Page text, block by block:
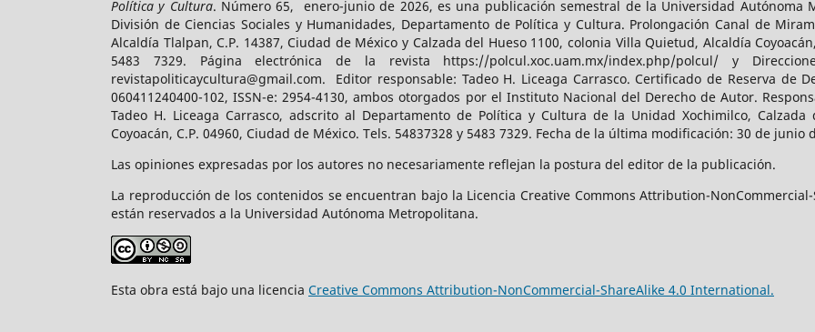
Política y Cultura. Número 65, enero-junio de 2026, es una publicación semestral de la Universidad Autónoma
División de Ciencias Sociales y Humanidades, Departamento de Política y Cultura. Prolongación Canal de
Alcaldía Tlalpan, C.P. 14387, Ciudad de México y Calzada del Hueso 1100, colonia Villa Quietud, Alcaldía
5483 7329. Página electrónica de la revista https://polcul.xoc.uam.mx/index.php/polcul/ y
revistapoliticaycultura@gmail.com. Editor responsable: Tadeo H. Liceaga Carrasco. Certificado de Reserva de
060411240400-102, ISSN-e: 2954-4130, ambos otorgados por el Instituto Nacional del Derecho de Autor.
Tadeo H. Liceaga Carrasco, adscrito al Departamento de Política y Cultura de la Unidad Xochimilco,
Coyoacán, C.P. 04960, Ciudad de México. Tels. 54837328 y 5483 7329. Fecha de la última modificación: 30 de junio
Las opiniones expresadas por los autores no necesariamente reflejan la postura del editor de la publicación.
La reproducción de los contenidos se encuentran bajo la Licencia Creative Commons Attribution-
están reservados a la Universidad Autónoma Metropolitana.
Esta obra está bajo una licencia Creative Commons Attribution-NonCommercial-ShareAlike 4.0 International.